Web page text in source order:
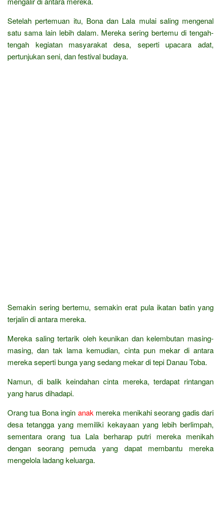
Setelah pertemuan itu, Bona dan Lala mulai saling mengenal
satu sama lain lebih dalam. Mereka sering bertemu di tengah-
tengah kegiatan masyarakat desa, seperti upacara adat,
pertunjukan seni, dan festival budaya.
Semakin sering bertemu, semakin erat pula ikatan batin yang
terjalin di antara mereka.
Mereka saling tertarik oleh keunikan dan kelembutan masing-
masing, dan tak lama kemudian, cinta pun mekar di antara
mereka seperti bunga yang sedang mekar di tepi Danau Toba.
Namun, di balik keindahan cinta mereka, terdapat rintangan
yang harus dihadapi.
Orang tua Bona ingin anakmereka menikahi seorang gadis dari
desa tetangga yang memiliki kekayaan yang lebih berlimpah,
sementara orang tua Lala berharap putri mereka menikah
dengan seorang pemuda yang dapat membantu mereka
mengelola ladang keluarga.